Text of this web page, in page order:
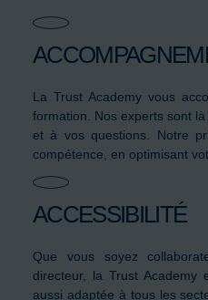
La Trust Academy vous
formation. Nos experts sont
et à vos questions. Notre
compétence, en optimisant
ACCESSIBILITÉ
Que vous soyez
directeur, la Trust Academy
aussi adaptée à tous les